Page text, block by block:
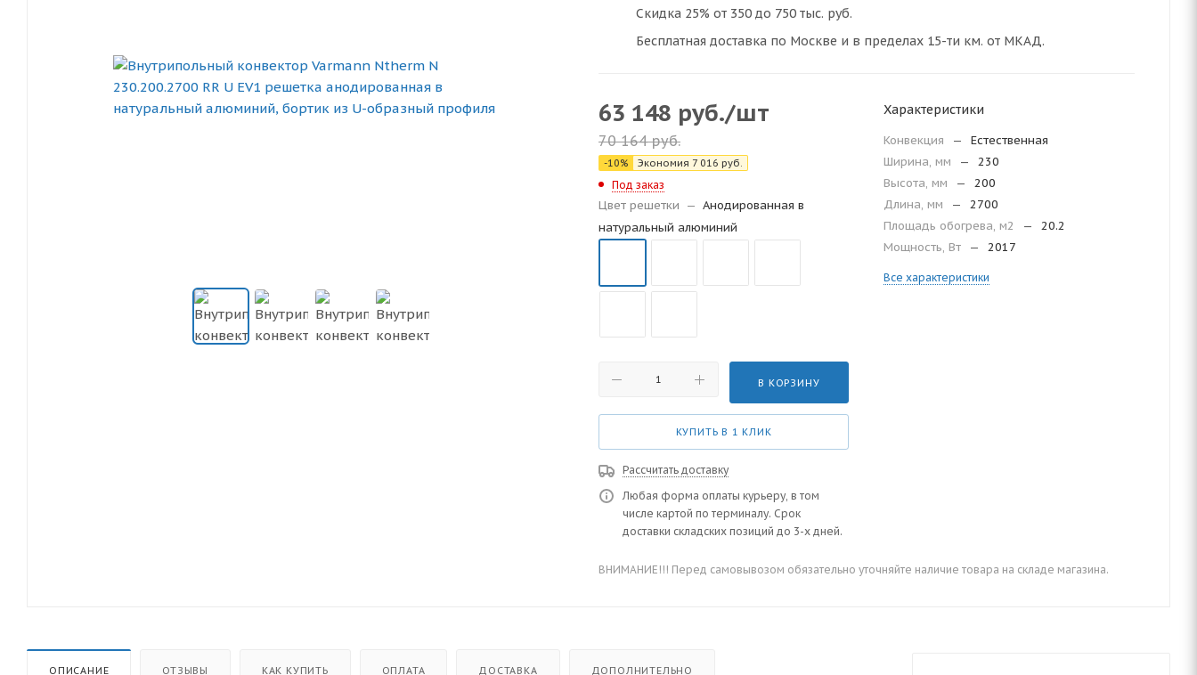
Скидка 25% от 350 до 750 тыс. руб.
Бесплатная доставка по Москве и в пределах 15-ти км. от МКАД.
63 148 руб./шт
70 164руб.
-10% Экономия 7 016 руб.
Под заказ
Цвет решетки — Анодированная в
натуральный алюминий
В КОРЗИНУ
КУПИТЬ В 1 КЛИК
Рассчитать доставку
Любая форма оплаты курьеру, в том
числе картой по терминалу. Срок
доставки складских позиций до 3-х дней.
Характеристики
Конвекция —
Естественная
Ширина, мм
—
230
Высота, мм
—
200
Длина, мм
—
2700
Площадь обогрева, м2
—
20.2
Мощность, Вт
— 2017
Все характеристики
ВНИМАНИЕ!!! Перед самовывозом обязательно уточняйте наличие товара на складе магазина.
ОПИСАНИЕ ОТЗЫВЫ КАК КУПИТЬ ОПЛАТА ДОСТАВКА ДОПОЛНИТЕЛЬНО